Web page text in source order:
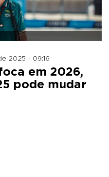
2025 - 09:16
em 2026,
pode mudar